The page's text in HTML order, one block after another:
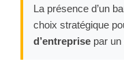
La présence d’un
choix stratégique
d’entreprise par